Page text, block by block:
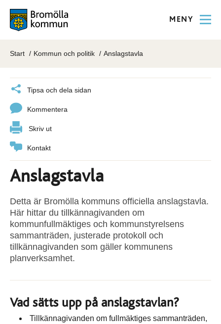
MENY
Start Kommun och politik Anslagstavla
Tipsa och dela sidan
Kommentera
Skriv ut
Kontakt
Anslagstavla
Detta är Bromölla kommuns officiella anslagstavla.
Här hittar du tillkännagivanden om
kommunfullmäktiges och kommunstyrelsens
sammanträden, justerade protokoll och
tillkännagivanden som gäller kommunens
planverksamhet.
Vad sätts upp på anslagstavlan?
Tillkännagivanden om fullmäktiges sammanträden,